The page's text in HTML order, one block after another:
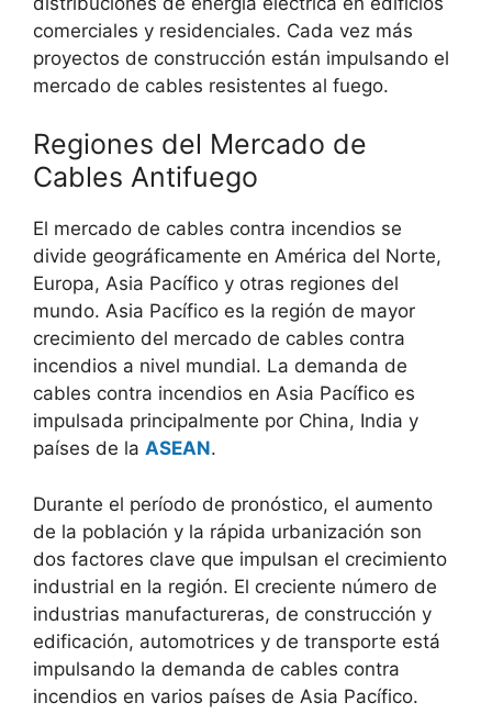
comerciales y residenciales. Cada vez más
proyectos de construcción están impulsando el
mercado de cables resistentes al fuego.
Regiones del Mercado de
Cables Antifuego
El mercado de cables contra incendios se
divide geográficamente en América del Norte,
Europa, Asia Pacífico y otras regiones del
mundo. Asia Pacífico es la región de mayor
crecimiento del mercado de cables contra
incendios a nivel mundial. La demanda de
cables contra incendios en Asia Pacífico es
impulsada principalmente por China, India y
países de la ASEAN.
Durante el período de pronóstico, el aumento
de la población y la rápida urbanización son
dos factores clave que impulsan el crecimiento
industrial en la región. El creciente número de
industrias manufactureras, de construcción y
edificación, automotrices y de transporte está
impulsando la demanda de cables contra
incendios en varios países de Asia Pacífico.